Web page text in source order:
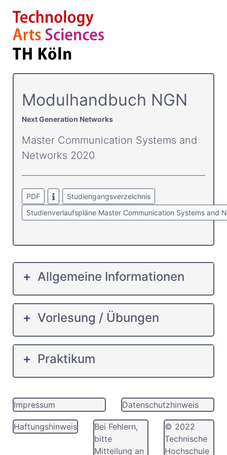
Modulhandbuch NGN
Next Generation Networks
Master Communication Systems and
Networks 2020
PDF
Studiengangsverzeichnis
Studienverlaufspläne Master Communication Systems and
Allgemeine Informationen
Vorlesung / Übungen
Praktikum
Impressum Datenschutzhinweis
Haftungshinweis
Bei Fehlern,
bitte
Mitteilung an
© 2022
Technische
Hochschule